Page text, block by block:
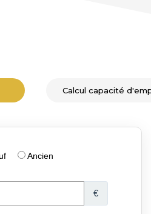
Calcul capacité